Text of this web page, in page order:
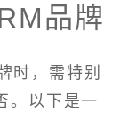
品牌
时，需特别
。以下是一